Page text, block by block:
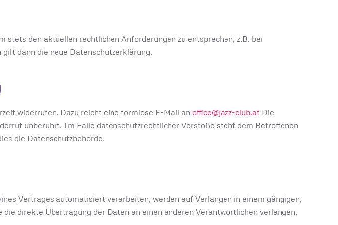
stets den aktuellen rechtlichen Anforderungen zu entsprechen, z.B. bei
dann die neue Datenschutzerklärung.
widerrufen. Dazu reicht eine formlose E-Mail an office@jazz-club.at Die
unberührt. Im Falle datenschutzrechtlicher Verstöße steht dem Betroffenen
die Datenschutzbehörde.
Vertrages automatisiert verarbeiten, werden auf Verlangen in einem gängigen,
direkte Übertragung der Daten an einen anderen Verantwortlichen verlangen,